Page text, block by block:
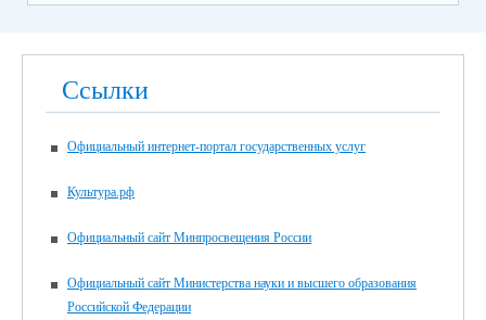
Ссылки
Официальный интернет-портал государственных услуг
Культура.рф
Официальный сайт Минпросвещения России
Официальный сайт Министерства науки и высшего образования
Российской Федерации